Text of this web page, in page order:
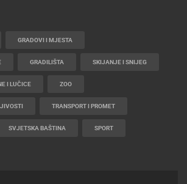
GRADOVI I MJESTA
GRADILIŠTA SKIJANJE I SNIJEG
I LUČICE ZOO
TRANSPORT I PROMET
SVJETSKA BAŠTINA SPORT